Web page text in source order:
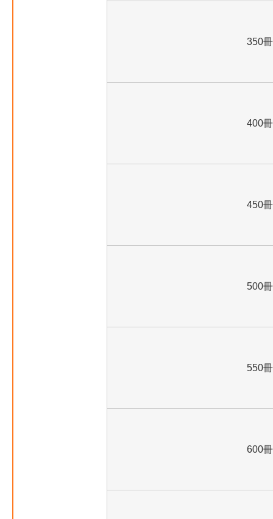
350冊
400冊
450冊
500冊
550冊
600冊